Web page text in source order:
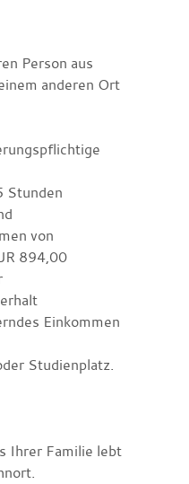
Person aus
anderen Ort
Stunden
von
894,00
Einkommen
Studienplatz.
Ihrer Familie lebt